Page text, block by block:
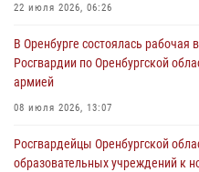
24 июля 2026, 12:25
При силовой поддержке ОМОН
проведён рейд по строительным
23 июля 2026, 10:47
22 июля 2026, 06:26
В Оренбурге состоялась рабочая
Росгвардии по Оренбургской
армией
08 июля 2026, 13:07
Росгвардейцы Оренбургской
образовательных учреждений к